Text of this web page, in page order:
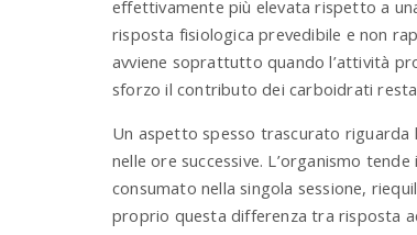
effettivamente più elevata rispetto a
risposta fisiologica prevedibile e non
avviene soprattutto quando l’attività
sforzo il contributo dei carboidrati
Un aspetto spesso trascurato riguarda
nelle ore successive. L’organismo
consumato nella singola sessione,
proprio questa differenza tra risposta